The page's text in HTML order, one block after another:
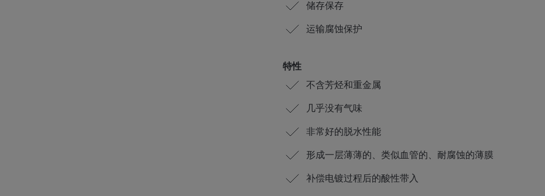
储存保存
运输腐蚀保护
特性
不含芳烃和重金属
几乎没有气味
非常好的脱水性能
形成一层薄薄的、类似血管的、耐腐蚀的薄膜
补偿电镀过程后的酸性带入